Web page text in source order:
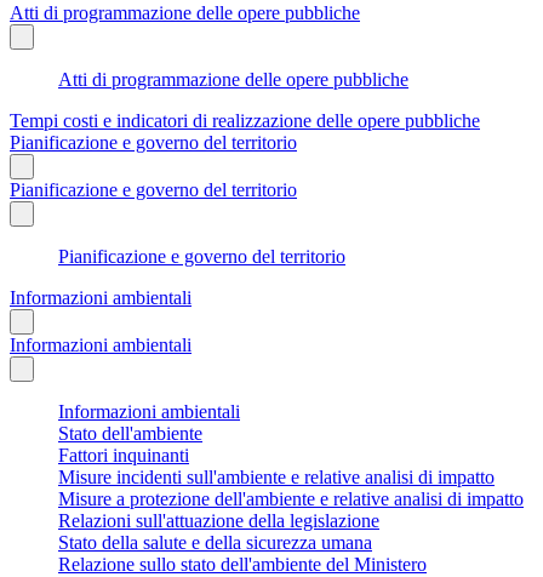
Atti di programmazione delle opere pubbliche
Atti di programmazione delle opere pubbliche
Tempi costi e indicatori di realizzazione delle opere pubbliche
Pianificazione e governo del territorio
Pianificazione e governo del territorio
Pianificazione e governo del territorio
Informazioni ambientali
Informazioni ambientali
Informazioni ambientali
Stato dell'ambiente
Fattori inquinanti
Misure incidenti sull'ambiente e relative analisi di impatto
Misure a protezione dell'ambiente e relative analisi di impatto
Relazioni sull'attuazione della legislazione
Stato della salute e della sicurezza umana
Relazione sullo stato dell'ambiente del Ministero